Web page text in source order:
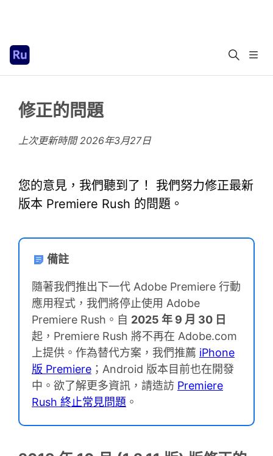
修正的問題
上次更新時間2026年3月27日
您的意見，我們聽到了！ 我們努力修正最新
版本 Premiere Rush 的問題。
備註
隨著我們推出下一代 Adobe Premiere 行動
應用程式，我們將停止使用 Adobe
Premiere Rush。自 2025 年 9 月 30 日
起，Premiere Rush 將不再在 Adobe.com
上提供。作為替代方案，我們推薦 iPhone
版 Premiere ；Android 版本目前也在開發
中。欲了解更多資訊，請造訪 Premiere
Rush 終止常見問題 。